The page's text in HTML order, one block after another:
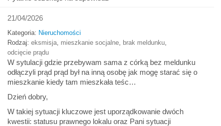
21/04/2026
Kategoria: Nieruchomości
Rodzaj: eksmisja mieszkanie socjalne brak meldunku
odcięcie prądu
W sytulacji gdzie przebywam sama z córką bez meldunku
odłączyli prąd prąd był na inną osobę jak mogę starać się o
mieszkanie kiedy tam mieszkała teśc…
Dzień dobry,
W takiej sytuacji kluczowe jest uporządkowanie dwóch
kwestii: statusu prawnego lokalu oraz Pani sytuacji